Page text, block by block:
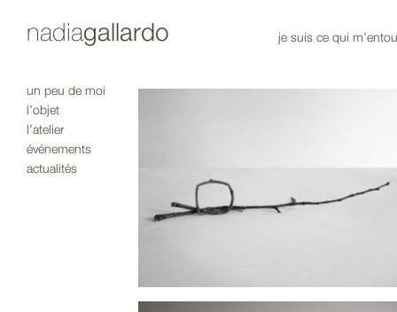
un peu de moi
l’objet
Serax
l’atelier
événements
actualités
nadiagallardo je suis ce qui